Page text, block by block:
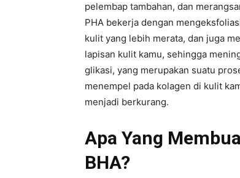
pelembap tambahan, dan
PHA bekerja dengan
kulit yang lebih merata, dan juga
lapisan kulit kamu, sehingga
glikasi, yang merupakan suatu
menempel pada kolagen di kulit
menjadi berkurang.
Apa Yang
BHA?